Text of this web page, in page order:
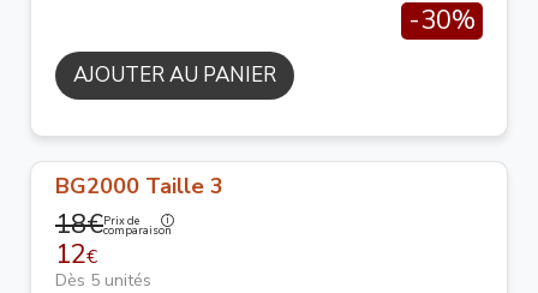
-30%
AJOUTER AU PANIER
BG2000 Taille 3
18€Prix de
comparaison
12€
Dès 5 unités